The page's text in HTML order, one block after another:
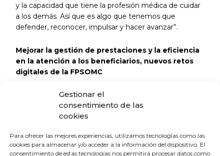
Gestionar el
consentimiento de las
cookies
Para ofrecer las mejores experiencias, utilizamos tecnologías como las
cookies para almacenar y/o acceder a la información del dispositivo. El
consentimiento de estas tecnologías nos permitirá procesar datos como
y la capacidad que tiene la profesión médica de cuidar
a los demás. Así que es algo que tenemos que
defender, reconocer, impulsar y hacer avanzar”.
Mejorar la gestión de prestaciones y la eficiencia
en la atención a los beneficiarios, nuevos retos
digitales de la FPSOMC
Teresa Echevarría, gerente de la FPSOMC y
responsable de Seguridad, explicó que la visión
estratégica de la Fundación pasa por avanzar hacia un
seguridad de la información ocupa un papel vital. En
este sentido, recalcó la importancia de garantizar la